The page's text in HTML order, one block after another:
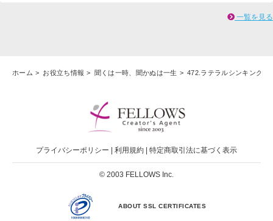
一覧を見る
ホーム お役立ち情報 聞くは一時、聞かぬは一生 472.ラテラルシンキングと
プライバシーポリシー 利用規約 特定商取引法に基づく表示
© 2003 FELLOWS Inc.
ABOUT SSL CERTIFICATES